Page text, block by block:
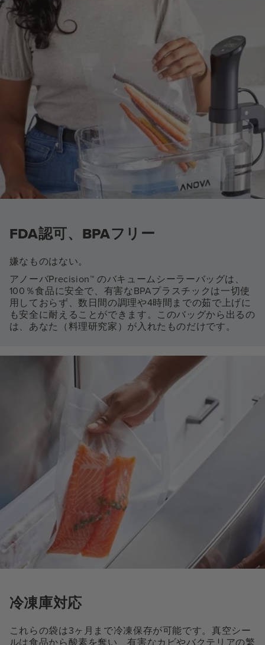
FDA認可、BPAフリー
嫌なものはない。
アノーバPrecision™ のバキュームシーラーバッグは、
100％食品に安全で、有害なBPAプラスチックは一切使
用しておらず、数日間の調理や4時間までの茹で上げに
も安全に耐えることができます。このバッグから出るの
は、あなた（料理研究家）が入れたものだけです。
冷凍庫対応
これらの袋は3ヶ月まで冷凍保存が可能です。真空シー
ルは食品から酸素を奪い、有害なカビやバクテリアの繁